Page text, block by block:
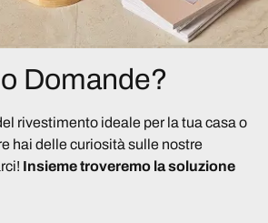
Domande?
rivestimento ideale per la tua casa o
hai delle curiosità sulle nostre
Insieme troveremo la soluzione